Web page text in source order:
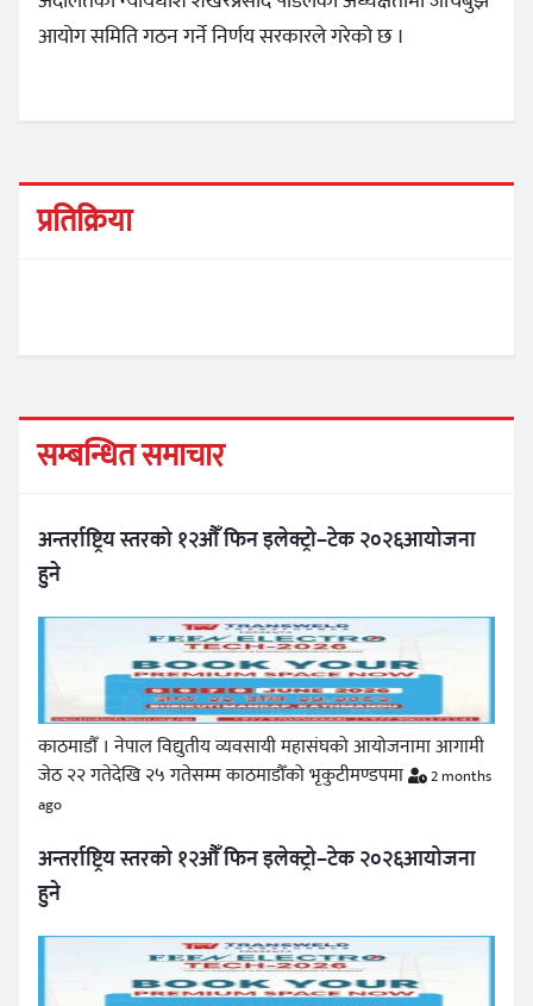
आयोग समिति गठन गर्ने निर्णय सरकारले गरेको छ ।
प्रतिक्रिया
सम्बन्धित समाचार
अन्तर्राष्ट्रिय स्तरको १२औँ फिन इलेक्ट्रो–टेक २०२६आयोजना
हुने
काठमाडौँ । नेपाल विद्युतीय व्यवसायी महासंघको आयोजनामा आगामी
जेठ २२ गतेदेखि २५ गतेसम्म काठमाडौँको भृकुटीमण्डपमा
2 months
ago
अन्तर्राष्ट्रिय स्तरको १२औँ फिन इलेक्ट्रो–टेक २०२६आयोजना
हुने